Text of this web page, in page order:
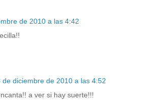
de 2010 a las 4:42
de diciembre de 2010 a las 4:52
a ver si hay suerte!!!